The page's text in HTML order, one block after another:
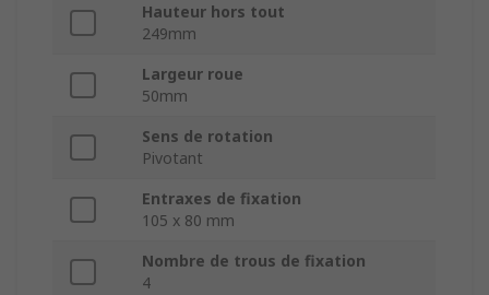
Hauteur hors tout
249mm
Largeur roue
50mm
Sens de rotation
Pivotant
Entraxes de fixation
105 x 80 mm
Nombre de trous de fixation
4